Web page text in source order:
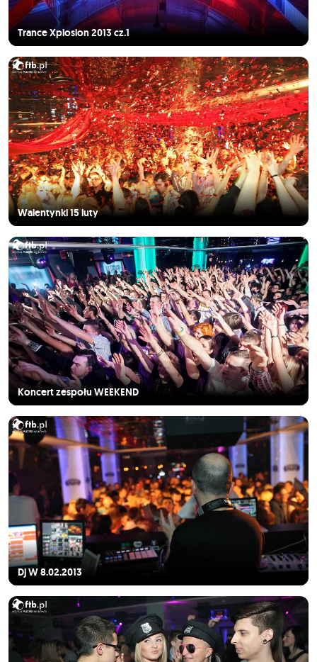
Trance Xplosion 2013 cz.1
Walentynki 15 luty
Koncert zespołu WEEKEND
Dj W 8.02.2013